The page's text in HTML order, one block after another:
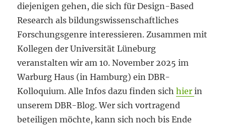
diejenigen gehen, die sich für Design-Based
Research als bildungswissenschaftliches
Forschungsgenre interessieren. Zusammen mit
Kollegen der Universität Lüneburg
veranstalten wir am 10. November 2025 im
Warburg Haus (in Hamburg) ein DBR-
Kolloquium. Alle Infos dazu finden sichhierin
unserem DBR-Blog. Wer sich vortragend
beteiligen möchte, kann sich noch bis Ende